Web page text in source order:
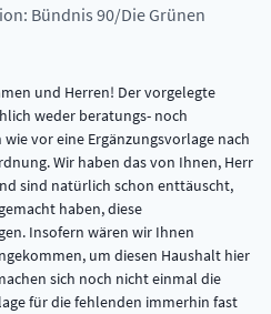
Bündnis 90/Die Grünen
und Herren! Der vorgelegte
weder beratungs- noch
vor eine Ergänzungsvorlage nach
Wir haben das von Ihnen, Herr
sind natürlich schon enttäuscht,
haben, diese
Insofern wären wir Ihnen
um diesen Haushalt hier
sich noch nicht einmal die
für die fehlenden immerhin fast